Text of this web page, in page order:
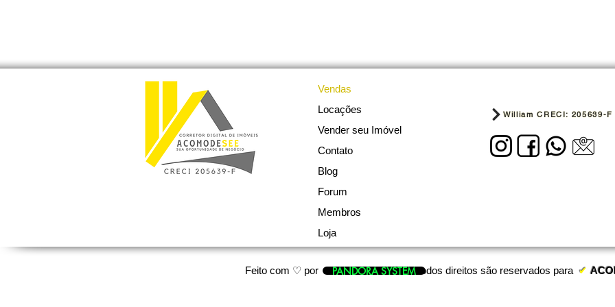
Vendas
Locações
Vender seu Imóvel
Contato
Blog
Forum
Membros
Loja
William CRECI: 205639-F
Feito com ♡ por e todos direitos são reservados para ✔
PANDORA SYSTEM